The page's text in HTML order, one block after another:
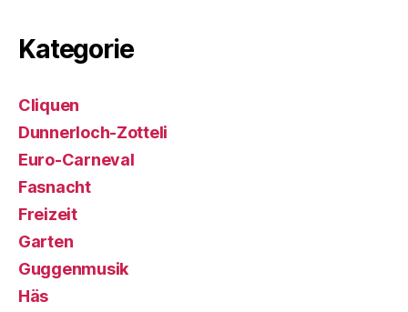
Kategorie
Cliquen
Dunnerloch-Zotteli
Euro-Carneval
Fasnacht
Freizeit
Garten
Guggenmusik
Häs